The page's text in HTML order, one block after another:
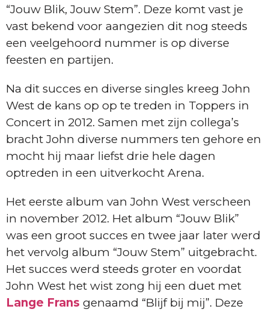
“Jouw Blik, Jouw Stem”. Deze komt vast je
vast bekend voor aangezien dit nog steeds
een veelgehoord nummer is op diverse
feesten en partijen.
Na dit succes en diverse singles kreeg John
West de kans op op te treden in Toppers in
Concert in 2012. Samen met zijn collega’s
bracht John diverse nummers ten gehore en
mocht hij maar liefst drie hele dagen
optreden in een uitverkocht Arena.
Het eerste album van John West verscheen
in november 2012. Het album “Jouw Blik”
was een groot succes en twee jaar later werd
het vervolg album “Jouw Stem” uitgebracht.
Het succes werd steeds groter en voordat
John West het wist zong hij een duet met
Lange Frans genaamd “Blijf bij mij”. Deze